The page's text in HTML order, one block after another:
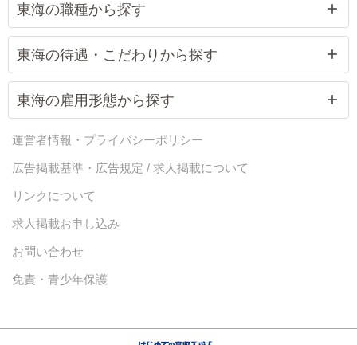
東海の職種から探す
東海の待遇・こだわりから探す
東海の雇用形態から探す
運営者情報・プライバシーポリシー
広告掲載基準・広告規定 / 求人掲載について
リンクについて
求人掲載お申し込み
お問い合わせ
免責・青少年保護